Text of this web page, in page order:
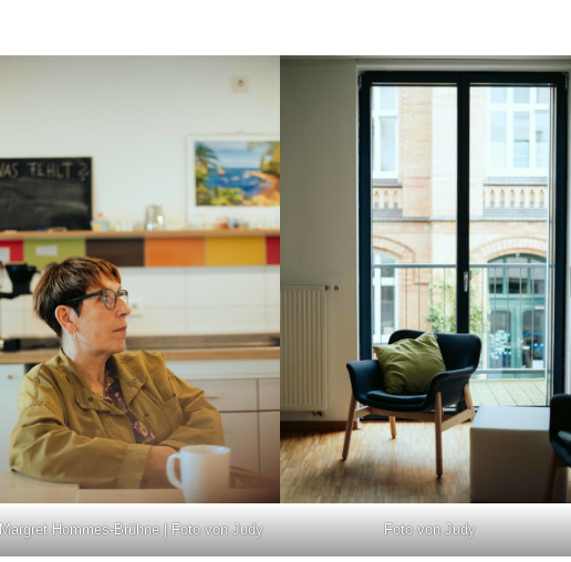
Margret Hommes-Brühne | Foto von Judy Foto von Judy